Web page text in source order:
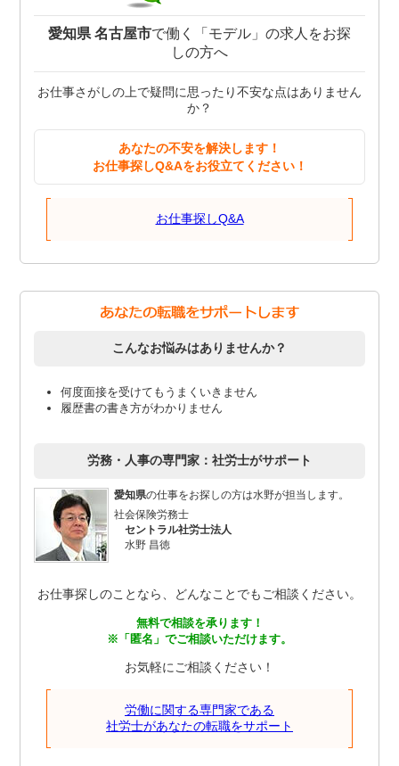
愛知県 名古屋市で働く「モデル」の求人をお探
しの方へ
お仕事さがしの上で疑問に思ったり不安な点はありません
か？
あなたの不安を解決します！
お仕事探しQ&Aをお役立てください！
お仕事探しQ&A
こんなお悩みはありませんか？
何度面接を受けてもうまくいきません
履歴書の書き方がわかりません
労務・人事の専門家：社労士がサポート
愛知県の仕事をお探しの方は水野が担当します。
社会保険労務士
セントラル社労士法人
水野 昌徳
お仕事探しのことなら、どんなことでもご相談ください。
無料で相談を承ります！
※「匿名」でご相談いただけます。
お気軽にご相談ください！
労働に関する専門家である
社労士があなたの転職をサポート